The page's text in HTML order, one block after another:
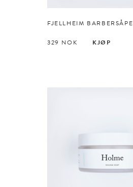
FJELLHEIM BARBERSÅPE
329 NOK KJØP